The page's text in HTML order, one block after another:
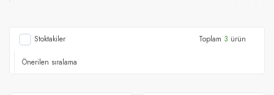
Stoktakiler Toplam 3 ürün